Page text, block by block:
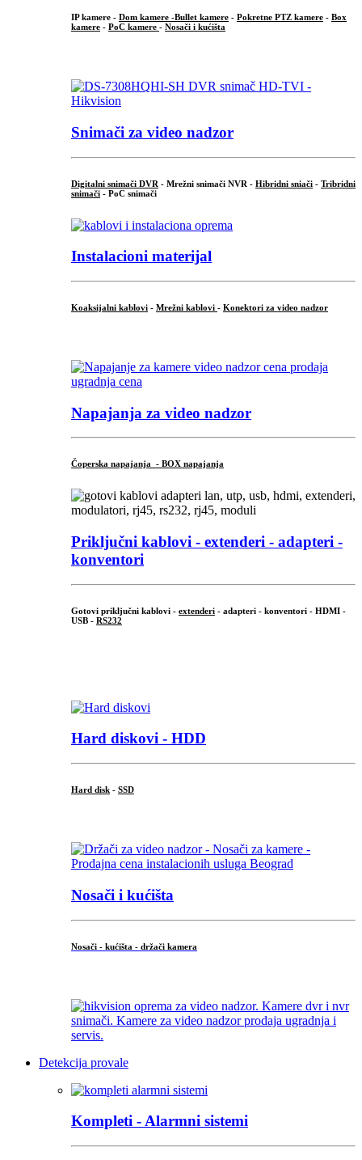
IP kamere - Dom kamere -Bullet kamere - Pokretne PTZ kamere - Box
kamere - PoC kamere - Nosači i kućišta
Snimači za video nadzor
Digitalni snimači DVR - Mrežni snimači NVR - Hibridni sniači - Tribridni
snimači - PoC snimači
Instalacioni materijal
Koaksijalni kablovi - Mrežni kablovi - Konektori za video nadzor
Napajanja za video nadzor
Čoperska napajanja - BOX napajanja
Priključni kablovi - extenderi - adapteri -
konventori
Gotovi priključni kablovi - extenderi - adapteri - konventori - HDMI -
USB - RS232
Hard diskovi - HDD
Hard disk - SSD
Nosači i kućišta
Nosači - kućišta - držači kamera
Detekcija provale
Kompleti - Alarmni sistemi